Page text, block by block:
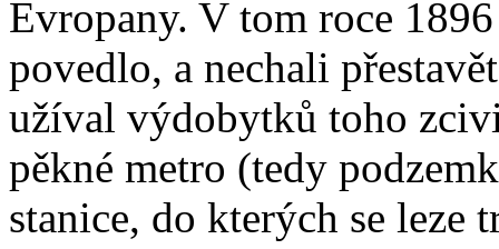
Evropany. V tom roce
povedlo, a nechali
užíval výdobytků toho
pěkné metro (tedy
stanice, do kterých se leze